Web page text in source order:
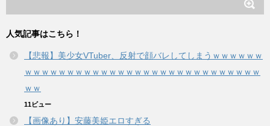
人気記事はこちら！
【悲報】美少女VTuber、反射で顔バレしてしまうｗｗｗｗｗｗ
ｗｗｗｗｗｗｗｗｗｗｗｗｗｗｗｗｗｗｗｗｗｗｗｗｗｗｗｗ
ｗｗ
11ビュー
【画像あり】安藤美姫エロすぎる